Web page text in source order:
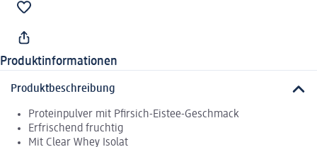
Produktinformationen
Produktbeschreibung
Proteinpulver mit Pfirsich-Eistee-Geschmack
Erfrischend fruchtig
Mit Clear Whey Isolat